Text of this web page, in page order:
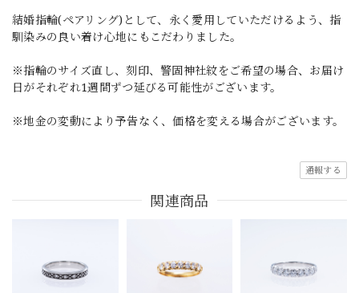
結婚指輪(ペアリング)として、永く愛用していただけるよう、指
馴染みの良い着け心地にもこだわりました。
※指輪のサイズ直し、刻印、警固神社紋をご希望の場合、お届け
日がそれぞれ1週間ずつ延びる可能性がございます。
※地金の変動により予告なく、価格を変える場合がございます。
通報する
関連商品